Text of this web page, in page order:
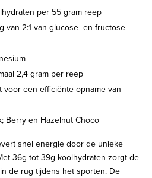
per 55 gram reep
van 2:1 van glucose- en fructose
2,4 gram per reep
een efficiënte opname van
Berry en Hazelnut Choco
snel energie door de unieke
36g tot 39g koolhydraten zorgt de
de rug tijdens het sporten. De